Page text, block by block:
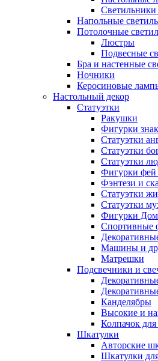
Светильники
Напольные
Потолочные
Люстры
Подвесные
Бра и настенные
Ночники
Керосиновые
Настольный декор
Статуэтки
Ракушки
Фигурки
Статуэтки
Статуэтки
Статуэтки
Фигурки фей
Фэнтези и
Статуэтки
Статуэтки
Фигурки
Спортивные
Машины и
Матрешки
Подсвечники и
Канделябры
Высокие и
Колпачок
Шкатулки
Авторские
Шкатулки